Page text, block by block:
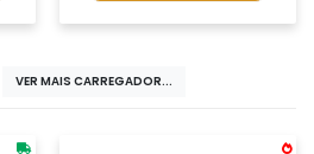
VER MAIS CARREGADOR...